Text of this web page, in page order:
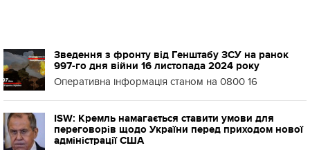
Зведення з фронту від Генштабу ЗСУ на ранок
997-го дня війни 16 листопада 2024 року
Оперативна інформація станом на 0800 16
ISW: Кремль намагається ставити умови для
переговорів щодо України перед приходом нової
адміністрації США